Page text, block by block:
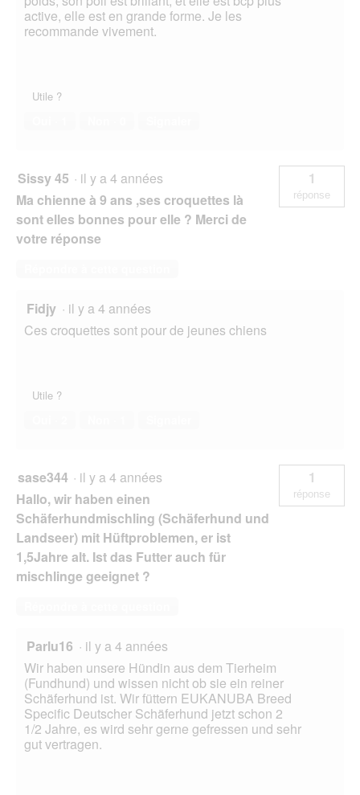
active, elle est en grande forme. Je les
recommande vivement.
Utile ?
Sissy 45 · il y a 4 années
Ma chienne à 9 ans ,ses croquettes là
sont elles bonnes pour elle ? Merci de
votre réponse
1
réponse
Fidjy · il y a 4 années
Ces croquettes sont pour de jeunes chiens
Utile ?
sase344 · il y a 4 années
Hallo, wir haben einen
Schäferhundmischling (Schäferhund und
Landseer) mit Hüftproblemen, er ist
1,5Jahre alt. Ist das Futter auch für
mischlinge geeignet ?
1
réponse
Parlu16 · il y a 4 années
Wir haben unsere Hündin aus dem Tierheim
(Fundhund) und wissen nicht ob sie ein reiner
Schäferhund ist. Wir füttern EUKANUBA Breed
Specific Deutscher Schäferhund jetzt schon 2
1/2 Jahre, es wird sehr gerne gefressen und sehr
gut vertragen.